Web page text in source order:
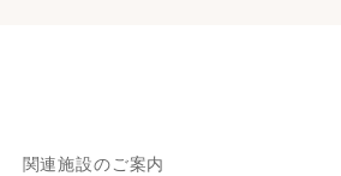
関連施設のご案内